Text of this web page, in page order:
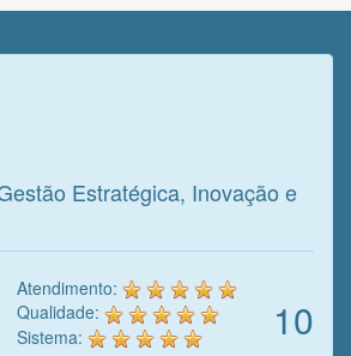
Estratégica, Inovação e
10
Atendimento:
Qualidade:
Sistema: